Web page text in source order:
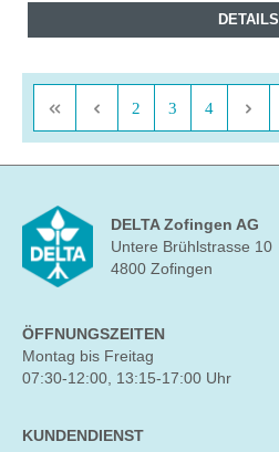
DETAILS
Seite
2 Seite
3 Seite
4
DELTA Zofingen AG
Untere Brühlstrasse 10
4800 Zofingen
ÖFFNUNGSZEITEN
Montag bis Freitag
07:30-12:00, 13:15-17:00 Uhr
KUNDENDIENST